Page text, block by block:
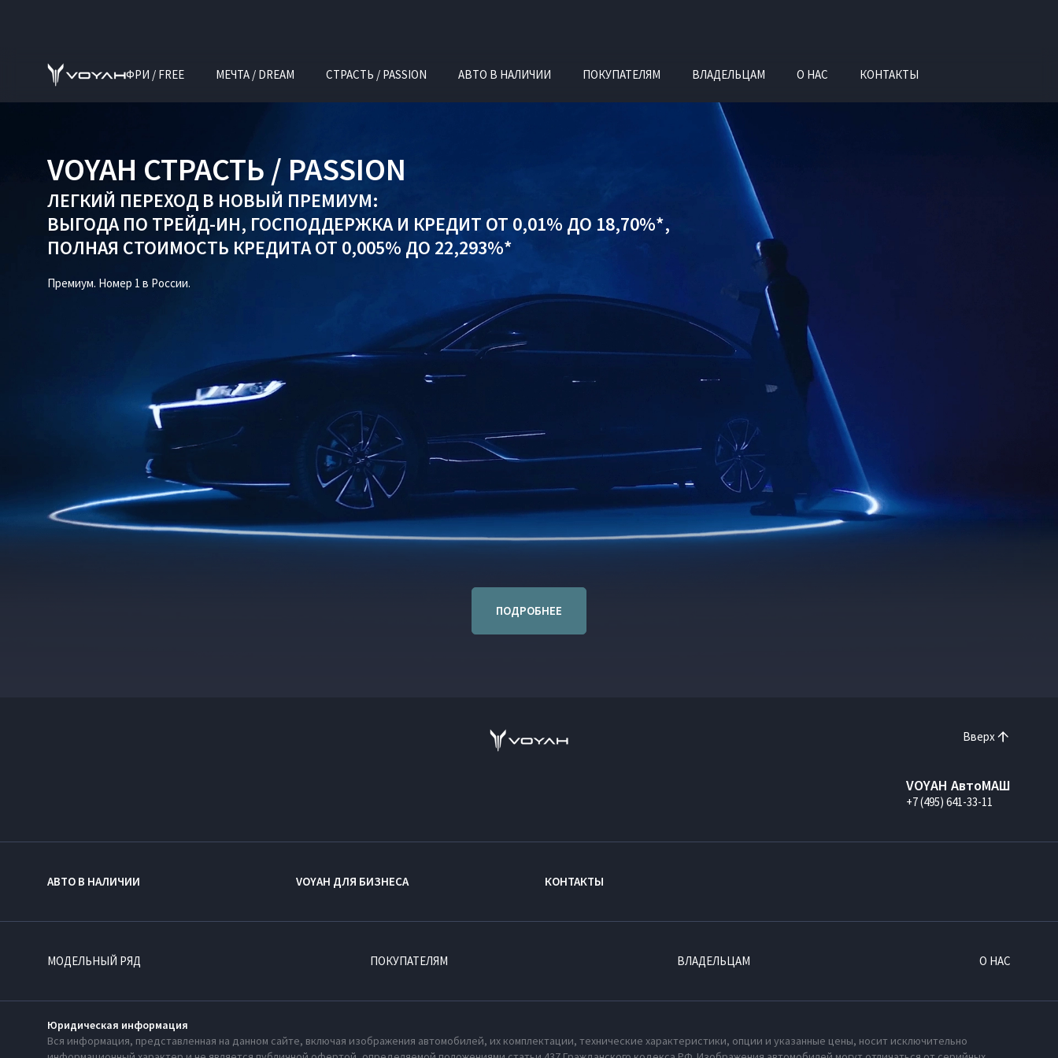
ФРИ / FREE МЕЧТА / DREAM СТРАСТЬ / PASSION АВТО В НАЛИЧИИ ПОКУПАТЕЛЯМ ВЛАДЕЛЬЦАМ О НАС КОНТАКТЫ
VOYAH СТРАСТЬ / PASSION
ЛЕГКИЙ ПЕРЕХОД В НОВЫЙ ПРЕМИУМ:
ВЫГОДА ПО ТРЕЙД-ИН, ГОСПОДДЕРЖКАИ КРЕДИТ ОТ 0,01% ДО 18,70%*,
ПОЛНАЯ СТОИМОСТЬ КРЕДИТА ОТ 0,005% ДО 22,293%*
Премиум. Номер 1 в России.
ПОДРОБНЕЕ
Вверх
VOYAH АвтоМАШ
+7 (495) 641-33-11
АВТО В НАЛИЧИИ VOYAH ДЛЯ БИЗНЕСА КОНТАКТЫ
МОДЕЛЬНЫЙ РЯД ПОКУПАТЕЛЯМ ВЛАДЕЛЬЦАМ О НАС
Юридическая информация
Вся информация, представленная на данном сайте, включая изображения автомобилей, их комплектации, технические характеристики, опции и указанные цены, носит исключительно